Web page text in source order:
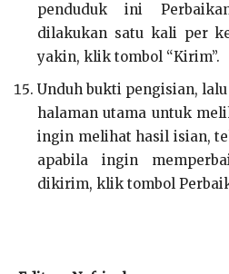
penduduk ini
dilakukan satu kali per
yakin, klik tombol “Kirim”.
Unduh bukti pengisian,
halaman utama untuk
ingin melihat hasil isian,
apabila ingin
dikirim, klik tombol